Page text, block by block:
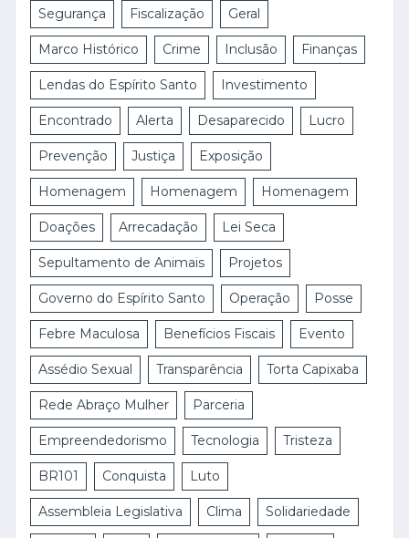
Segurança Fiscalização Geral
Marco Histórico Crime Inclusão Finanças
Lendas do Espírito Santo Investimento
Encontrado Alerta Desaparecido Lucro
Prevenção Justiça Exposição
Homenagem Homenagem Homenagem
Doações Arrecadação Lei Seca
Sepultamento de Animais Projetos
Governo do Espírito Santo Operação Posse
Febre Maculosa Benefícios Fiscais Evento
Assédio Sexual Transparência Torta Capixaba
Rede Abraço Mulher Parceria
Empreendedorismo Tecnologia Tristeza
BR101 Conquista Luto
Assembleia Legislativa Clima Solidariedade